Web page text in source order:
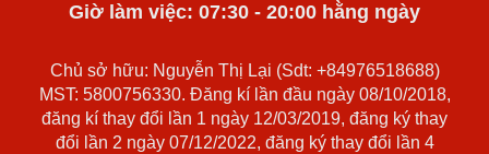
Giờ làm việc: 07:30 - 20:00 hằng ngày
Chủ sở hữu: Nguyễn Thị Lại (Sdt: +84976518688)
MST: 5800756330. Đăng kí lần đầu ngày 08/10/2018,
đăng kí thay đổi lần 1 ngày 12/03/2019, đăng ký thay
đổi lần 2 ngày 07/12/2022, đăng ký thay đổi lần 4